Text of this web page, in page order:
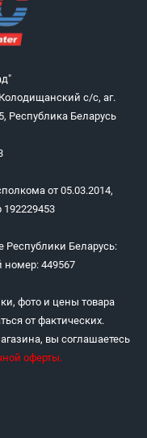
с/с, аг.
Республика Беларусь
от 05.03.2014,
Республики Беларусь:
номер: 449567
фото и цены товара
от фактических.
вы соглашаетесь
оферты.